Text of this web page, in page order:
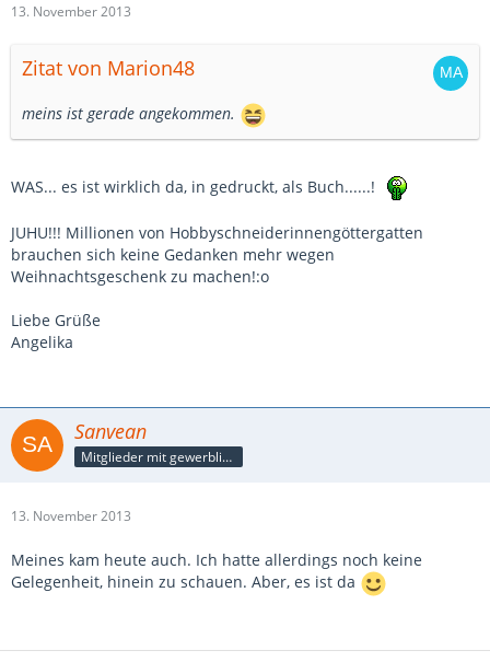
13. November 2013
Zitat von Marion48
meins ist gerade angekommen.
WAS... es ist wirklich da, in gedruckt, als Buch......!
JUHU!!! Millionen von Hobbyschneiderinnengöttergatten
brauchen sich keine Gedanken mehr wegen
Weihnachtsgeschenk zu machen!:o
Liebe Grüße
Angelika
Sanvean
Mitglieder mit gewerblicher Verbindung, auch als Mitarbeiter/in
13. November 2013
Meines kam heute auch. Ich hatte allerdings noch keine
Gelegenheit, hinein zu schauen. Aber, es ist da